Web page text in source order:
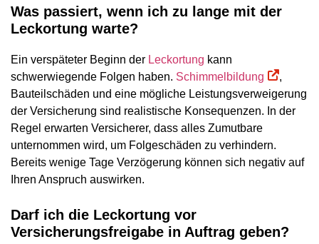
Was passiert, wenn ich zu lange mit der
Leckortung warte?
Ein verspäteter Beginn der Leckortung kann
schwerwiegende Folgen haben. Schimmelbildung
,
Bauteilschäden und eine mögliche Leistungsverweigerung
der Versicherung sind realistische Konsequenzen. In der
Regel erwarten Versicherer, dass alles Zumutbare
unternommen wird, um Folgeschäden zu verhindern.
Bereits wenige Tage Verzögerung können sich negativ auf
Ihren Anspruch auswirken.
Darf ich die Leckortung vor
Versicherungsfreigabe in Auftrag geben?